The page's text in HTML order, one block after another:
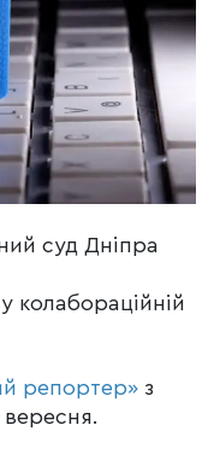
суд Дніпра
колабораційній
репортер» з
вересня.